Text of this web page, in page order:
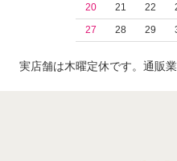
20
21 22
27
28 29
実店舗は木曜定休です。通販